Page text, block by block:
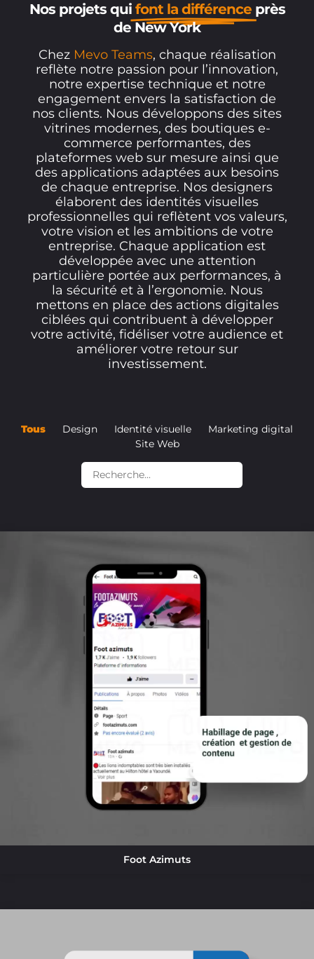
Nos projets qui font la différence près
de New York
Chez Mevo Teams, chaque réalisation
reflète notre passion pour l’innovation,
notre expertise technique et notre
engagement envers la satisfaction de
nos clients. Nous développons des sites
vitrines modernes, des boutiques e-
commerce performantes, des
plateformes web sur mesure ainsi que
des applications adaptées aux besoins
de chaque entreprise. Nos designers
élaborent des identités visuelles
professionnelles qui reflètent vos valeurs,
votre vision et les ambitions de votre
entreprise. Chaque application est
développée avec une attention
particulière portée aux performances, à
la sécurité et à l’ergonomie. Nous
mettons en place des actions digitales
ciblées qui contribuent à développer
votre activité, fidéliser votre audience et
améliorer votre retour sur
investissement.
Tous Design Identité visuelle
Marketing digital
Site Web
Foot Azimuts